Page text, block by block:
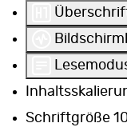
Schriftgröße